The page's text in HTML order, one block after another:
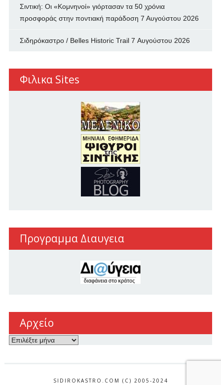
Σιντική: Οι «Κομνηνοί» γιόρτασαν τα 50 χρόνια
προσφοράς στην ποντιακή παράδοση 7 Αυγούστου 2026
Σιδηρόκαστρο / Belles Historic Trail 7 Αυγούστου 2026
Φιλικα Sites
Προγραμμα Διαυγεια
Αρχείο
Αρχείο
SIDIROKASTRO.COM (C) 2005-2024